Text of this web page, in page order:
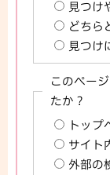
見つけ
どちら
見つけ
このペー
たか？
トップ
サイト
外部の